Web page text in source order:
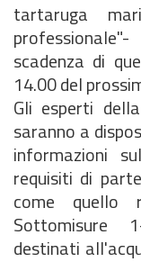
tartaruga
scadenza di
14.00 del
Gli esperti
saranno a
informazioni
requisiti di
come
Sottomisure
destinati